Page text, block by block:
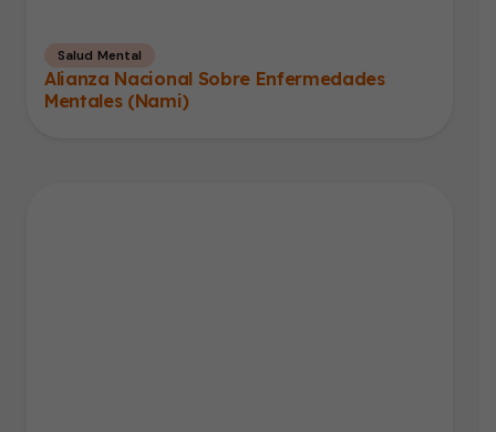
Salud Mental
Alianza Nacional Sobre Enfermedades
Mentales (Nami)